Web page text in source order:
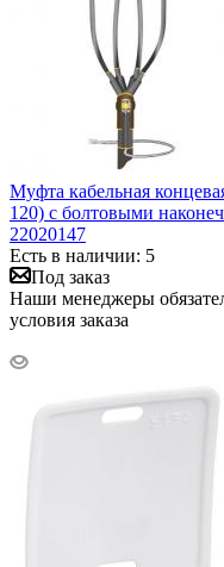
Муфта кабельная
120) с болтовыми
22020147
Есть в наличии: 5
Под заказ
Наши менеджеры
условия заказа